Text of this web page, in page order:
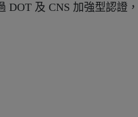
DOT 及 CNS 加強型認證